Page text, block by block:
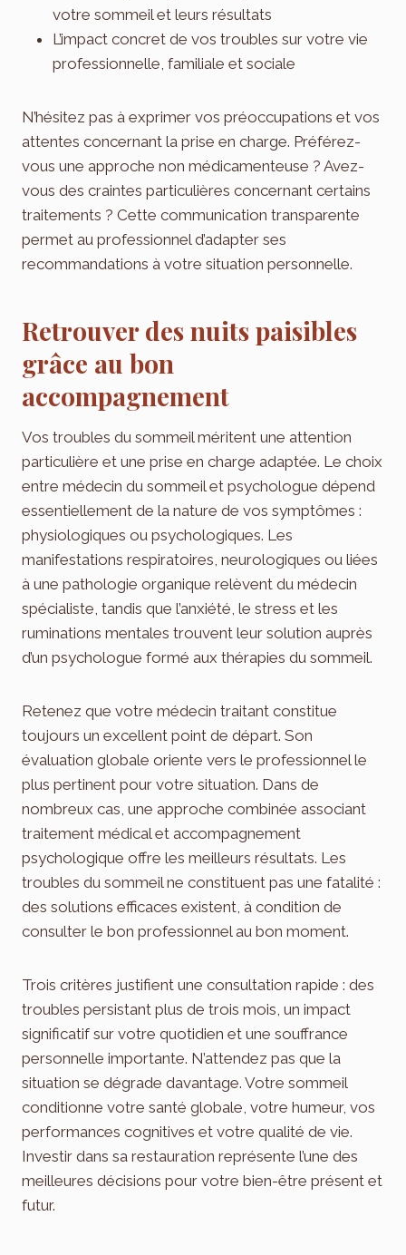
votre sommeil et leurs résultats
L’impact concret de vos troubles sur votre vie
professionnelle, familiale et sociale
N’hésitez pas à exprimer vos préoccupations et vos
attentes concernant la prise en charge. Préférez-
vous une approche non médicamenteuse ? Avez-
vous des craintes particulières concernant certains
traitements ? Cette communication transparente
permet au professionnel d’adapter ses
recommandations à votre situation personnelle.
Retrouver des nuits paisibles
grâce au bon
accompagnement
Vos troubles du sommeil méritent une attention
particulière et une prise en charge adaptée. Le choix
entre médecin du sommeil et psychologue dépend
essentiellement de la nature de vos symptômes :
physiologiques ou psychologiques. Les
manifestations respiratoires, neurologiques ou liées
à une pathologie organique relèvent du médecin
spécialiste, tandis que l’anxiété, le stress et les
ruminations mentales trouvent leur solution auprès
d’un psychologue formé aux thérapies du sommeil.
Retenez que votre médecin traitant constitue
toujours un excellent point de départ. Son
évaluation globale oriente vers le professionnel le
plus pertinent pour votre situation. Dans de
nombreux cas, une approche combinée associant
traitement médical et accompagnement
psychologique offre les meilleurs résultats. Les
troubles du sommeil ne constituent pas une fatalité :
des solutions efficaces existent, à condition de
consulter le bon professionnel au bon moment.
Trois critères justifient une consultation rapide : des
troubles persistant plus de trois mois, un impact
significatif sur votre quotidien et une souffrance
personnelle importante. N’attendez pas que la
situation se dégrade davantage. Votre sommeil
conditionne votre santé globale, votre humeur, vos
performances cognitives et votre qualité de vie.
Investir dans sa restauration représente l’une des
meilleures décisions pour votre bien-être présent et
futur.